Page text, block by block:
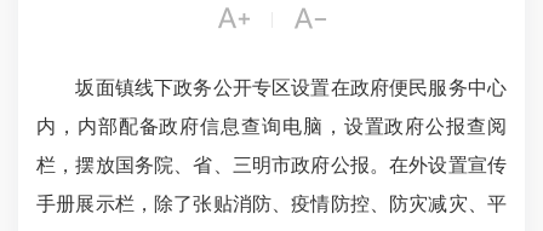
 
坂面镇线下政务公开专区设置在政府便民服务中心
内，内部配备政府信息查询电脑，设置政府公报查阅
栏，摆放国务院、省、三明市政府公报。在外设置宣传
手册展示栏，除了张贴消防、疫情防控、防灾减灾、平